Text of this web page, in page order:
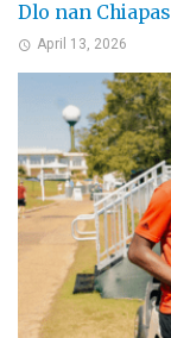
Dlo nan Chiapas
April 13, 2026